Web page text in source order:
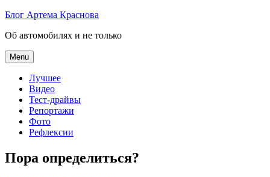
Skip
content
Блог Артема Краснова
Об автомобилях и не только
Menu
Лучшее
Видео
Тест-драйвы
Репортажи
Фото
Рефлексии
Пора определиться?